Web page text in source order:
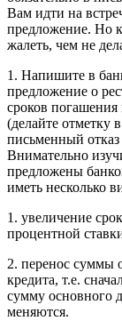
Вам идти на
предложение. Но
жалеть, чем не
1. Напишите в
предложение о
сроков погашения
(делайте отметку
письменный
Внимательно
предложены
иметь несколько
1. увеличение
процентной
2. перенос суммы
кредита, т.е.
сумму основного
меняются.